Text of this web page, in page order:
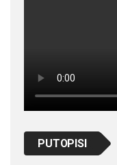
PUTOPISI